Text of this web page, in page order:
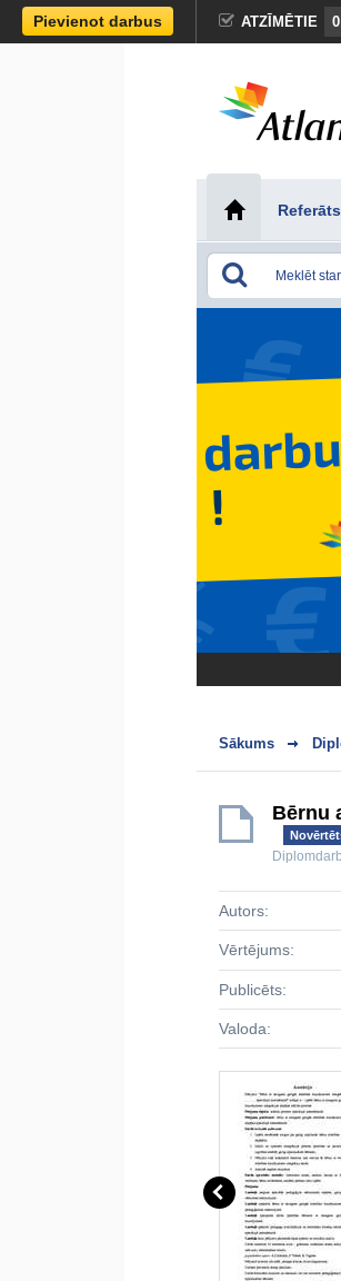
Pievienot darbus ATZĪMĒTIE 0
Referāts
Sākums
Bērnu
Autors:
Vērtējums:
Publicēts:
Valoda: